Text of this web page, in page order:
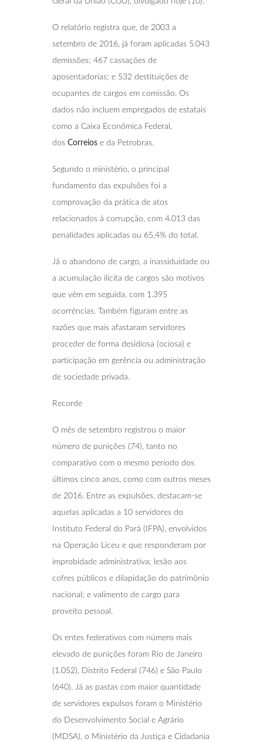
O relatório registra que, de 2003 a
setembro de 2016, já foram aplicadas 5.043
demissões; 467 cassações de
aposentadorias; e 532 destituições de
ocupantes de cargos em comissão. Os
dados não incluem empregados de estatais
como a Caixa Econômica Federal,
dos Correios e da Petrobras.
Segundo o ministério, o principal
fundamento das expulsões foi a
comprovação da prática de atos
relacionados à corrupção, com 4.013 das
penalidades aplicadas ou 65,4% do total.
Já o abandono de cargo, a inassiduidade ou
a acumulação ilícita de cargos são motivos
que vêm em seguida, com 1.395
ocorrências. Também figuram entre as
razões que mais afastaram servidores
proceder de forma desidiosa (ociosa) e
participação em gerência ou administração
de sociedade privada.
Recorde
O mês de setembro registrou o maior
número de punições (74), tanto no
comparativo com o mesmo período dos
últimos cinco anos, como com outros meses
de 2016. Entre as expulsões, destacam-se
aquelas aplicadas a 10 servidores do
Instituto Federal do Pará (IFPA), envolvidos
na Operação Liceu e que responderam por
improbidade administrativa; lesão aos
cofres públicos e dilapidação do patrimônio
nacional; e valimento de cargo para
proveito pessoal.
Os entes federativos com número mais
elevado de punições foram Rio de Janeiro
(1.052), Distrito Federal (746) e São Paulo
(640). Já as pastas com maior quantidade
de servidores expulsos foram o Ministério
do Desenvolvimento Social e Agrário
(MDSA), o Ministério da Justiça e Cidadania